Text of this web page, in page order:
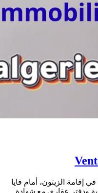
أرض للبيع في القليعة، 200 م2، في إقامة الزيتون، أمام قايا
ودفتر عقاري مع شهادة